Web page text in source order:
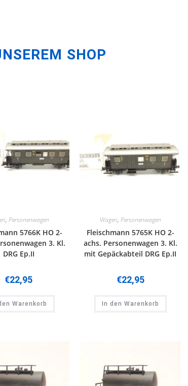
SHOP
,Personenwagen
5766K HO 2-
3. Kl.
DRG Ep.II
€22,95
Warenkorb
Wagen, Personenwagen
Fleischmann 5765K HO 2-
achs. Personenwagen 3. Kl.
mit Gepäckabteil DRG Ep.II
€22,95
In den Warenkorb